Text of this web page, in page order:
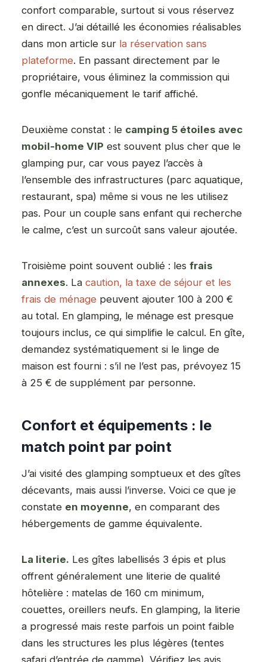
confort comparable, surtout si vous réservez
en direct. J’ai détaillé les économies réalisables
dans mon article sur la réservation sans
plateforme. En passant directement par le
propriétaire, vous éliminez la commission qui
gonfle mécaniquement le tarif affiché.
Deuxième constat : le camping 5 étoiles avec
mobil-home VIP est souvent plus cher que le
glamping pur, car vous payez l’accès à
l’ensemble des infrastructures (parc aquatique,
restaurant, spa) même si vous ne les utilisez
pas. Pour un couple sans enfant qui recherche
le calme, c’est un surcoût sans valeur ajoutée.
Troisième point souvent oublié : les frais
annexes. La caution, la taxe de séjour et les
frais de ménage peuvent ajouter 100 à 200 €
au total. En glamping, le ménage est presque
toujours inclus, ce qui simplifie le calcul. En gîte,
demandez systématiquement si le linge de
maison est fourni : s’il ne l’est pas, prévoyez 15
à 25 € de supplément par personne.
Confort et équipements : le
match point par point
J’ai visité des glamping somptueux et des gîtes
décevants, mais aussi l’inverse. Voici ce que je
constate en moyenne, en comparant des
hébergements de gamme équivalente.
La literie. Les gîtes labellisés 3 épis et plus
offrent généralement une literie de qualité
hôtelière : matelas de 160 cm minimum,
couettes, oreillers neufs. En glamping, la literie
a progressé mais reste parfois un point faible
dans les structures les plus légères (tentes
safari d’entrée de gamme). Vérifiez les avis